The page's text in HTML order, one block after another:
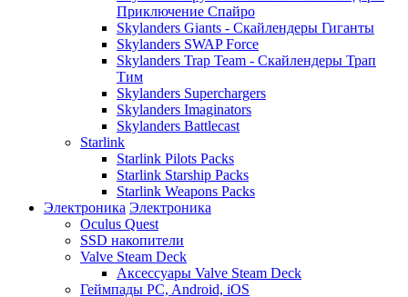
Приключение Спайро
Skylanders Giants - Скайлендеры Гиганты
Skylanders SWAP Force
Skylanders Trap Team - Скайлендеры Трап
Тим
Skylanders Superchargers
Skylanders Imaginators
Skylanders Battlecast
Starlink
Starlink Pilots Packs
Starlink Starship Packs
Starlink Weapons Packs
Электроника Электроника
Oculus Quest
SSD накопители
Valve Steam Deck
Аксессуары Valve Steam Deck
Геймпады PC, Android, iOS